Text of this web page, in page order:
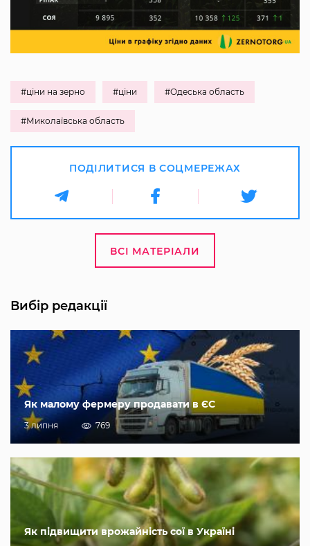
#ціни на зерно #ціни #Одеська область
#Миколаївська область
ПОДІЛИТИСЯ В СОЦМЕРЕЖАХ
ВСІ МАТЕРІАЛИ
Вибір редакції
Як малому фермеру продавати в ЄС
3 липня 769
Як підвищити врожайність сої в Україні